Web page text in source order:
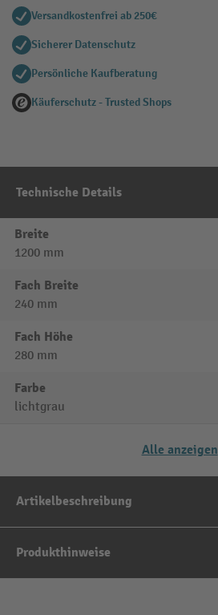
Versandkostenfrei ab 250€
Sicherer Datenschutz
Persönliche Kaufberatung
Käuferschutz - Trusted Shops
Technische Details
Breite
1200 mm
Fach Breite
240 mm
Fach Höhe
280 mm
Farbe
lichtgrau
Alle anzeigen
Artikelbeschreibung
Produkthinweise